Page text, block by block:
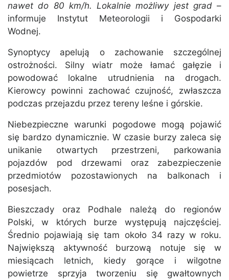
nawet do 80 km/h. Lokalnie możliwy jest grad–
informuje Instytut Meteorologii i Gospodarki
Wodnej.
Synoptycy apelują o zachowanie szczególnej
ostrożności. Silny wiatr może łamać gałęzie i
powodować lokalne utrudnienia na drogach.
Kierowcy powinni zachować czujność, zwłaszcza
podczas przejazdu przez tereny leśne i górskie.
Niebezpieczne warunki pogodowe mogą pojawić
się bardzo dynamicznie. W czasie burzy zaleca się
unikanie otwartych przestrzeni, parkowania
pojazdów pod drzewami oraz zabezpieczenie
przedmiotów pozostawionych na balkonach i
posesjach.
Bieszczady oraz Podhale należą do regionów
Polski, w których burze występują najczęściej.
Średnio pojawiają się tam około 34 razy w roku.
Największą aktywność burzową notuje się w
miesiącach letnich, kiedy gorące i wilgotne
powietrze sprzyja tworzeniu się gwałtownych